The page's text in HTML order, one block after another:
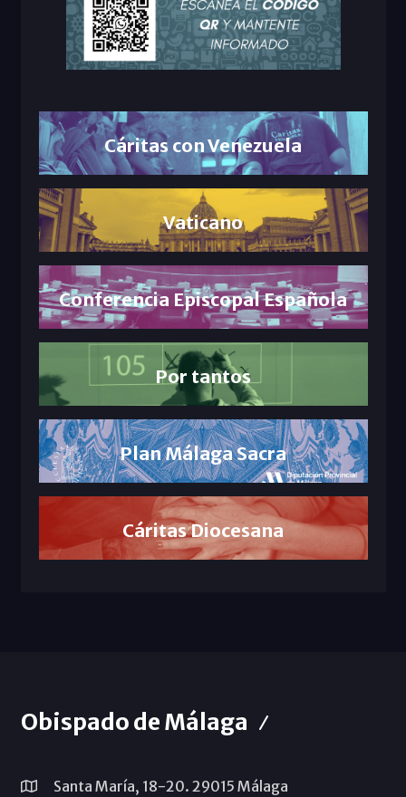
Cáritas con Venezuela
Vaticano
Conferencia Episcopal Española
Por tantos
Plan Málaga Sacra
Cáritas Diocesana
Obispado de Málaga
Santa María, 18-20. 29015 Málaga